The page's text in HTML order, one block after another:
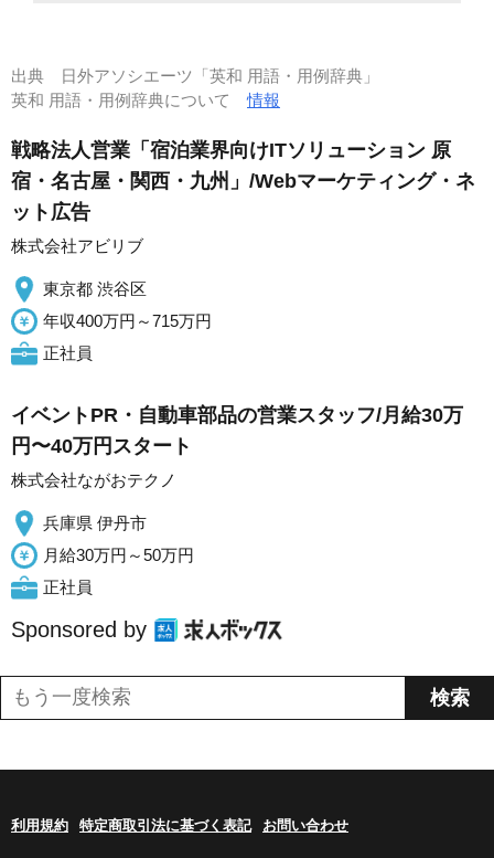
出典
日外アソシエーツ「英和 用語・用例辞典」
英和 用語・用例辞典について情報
戦略法人営業「宿泊業界向けITソリューション 原
宿・名古屋・関西・九州」/Webマーケティング・ネ
ット広告
株式会社アビリブ
東京都 渋谷区
年収400万円～715万円
正社員
イベントPR・自動車部品の営業スタッフ/月給30万
円〜40万円スタート
株式会社ながおテクノ
兵庫県 伊丹市
月給30万円～50万円
正社員
Sponsored by
利用規約 特定商取引法に基づく表記 お問い合わせ